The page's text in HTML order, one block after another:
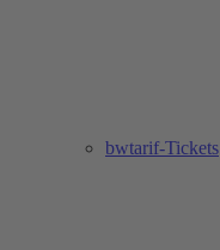
bwtarif-Tickets